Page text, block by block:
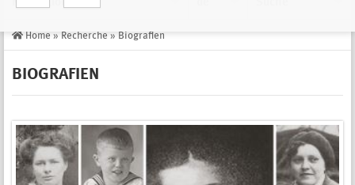
Home » Recherche » Biografien
BIOGRAFIEN